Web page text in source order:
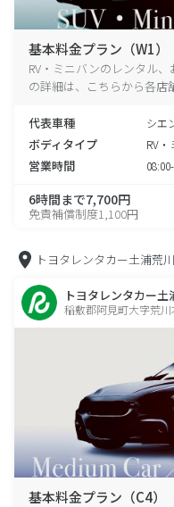
基本料金プラン（W1）
RV・ミニバンのレンタル
の詳細は、こちらから各店
代表車種 シエ
ボディタイプ RV
営業時間
6時間まで7,700円
免責補償制度1,100円
トヨタレンタカー土浦荒
トヨタレンタカー土
稲敷郡阿見町大字荒川
基本料金プラン（C4）